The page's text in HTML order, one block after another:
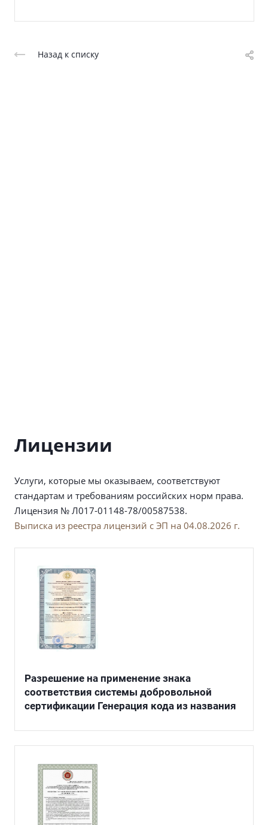
Назад к списку
Лицензии
Услуги, которые мы оказываем, соответствуют
стандартам и требованиям российских норм права.
Лицензия № Л017-01148-78/00587538.
Выписка из реестра лицензий с ЭП на 04.08.2026 г.
Разрешение на применение знака
соответствия системы добровольной
сертификации Генерация кода из названия